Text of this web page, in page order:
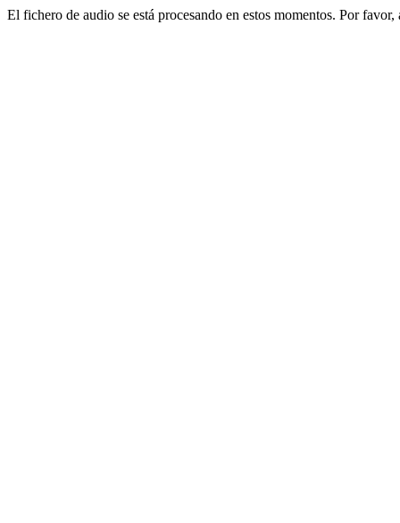
El fichero de audio se está procesando en estos momentos. Por